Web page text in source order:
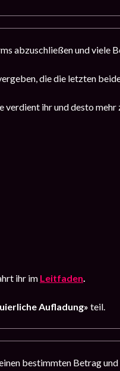
abzuschließen und viele
die die letzten
verdient ihr und desto
ihr im Leitfaden.
Aufladung» teil.
bestimmten Betrag